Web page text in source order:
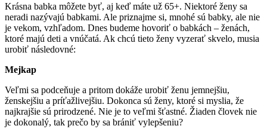
Krásna babka môžete byť, aj keď máte už 65+. Niektoré ženy sa
neradi nazývajú babkami. Ale priznajme si, mnohé sú babky, ale nie
je vekom, vzhľadom. Dnes budeme hovoriť o babkách – ženách,
ktoré majú deti a vnúčatá. Ak chcú tieto ženy vyzerať skvelo, musia
urobiť následovné:
Mejkap
Veľmi sa podceňuje a pritom dokáže urobiť ženu jemnejšiu,
ženskejšiu a príťažlivejšiu. Dokonca sú ženy, ktoré si myslia, že
najkrajšie sú prirodzené. Nie je to veľmi šťastné. Žiaden človek nie
je dokonalý, tak prečo by sa brániť vylepšeniu?